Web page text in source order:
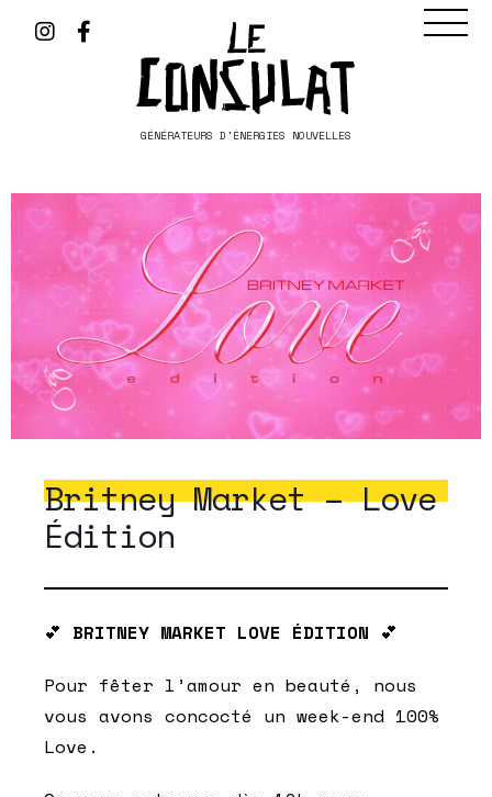
GÉNÉRATEURS D'ÉNERGIES NOUVELLES
Britney Market – Love
Édition
💕 BRITNEY MARKET LOVE ÉDITION 💕
Pour fêter l’amour en beauté, nous
vous avons concocté un week-end 100%
Love.